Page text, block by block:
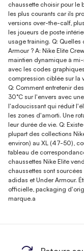
chaussette choisir pour le
les plus courants car ils
versions over-the-calf,
les joueurs de poste
usage training. Q:
Armour ? A: Nike Elite
maintien dynamique à
avec les codes
compression ciblée sur la
Q: Comment entretenir
30°C sur l'envers avec
l'adoucissant qui réduit
les zones d'amorti. Une
leur durée de vie. Q:
plupart des collections
environ) au XL (47-50),
tableau de
chaussettes Nike Elite
chaussettes sont
adidas et Under Armour.
officielle, packaging
marque.a